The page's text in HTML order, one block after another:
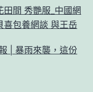
間 秀艷服_中國網
喜包養網談 與王岳
| 暴雨來襲，這份